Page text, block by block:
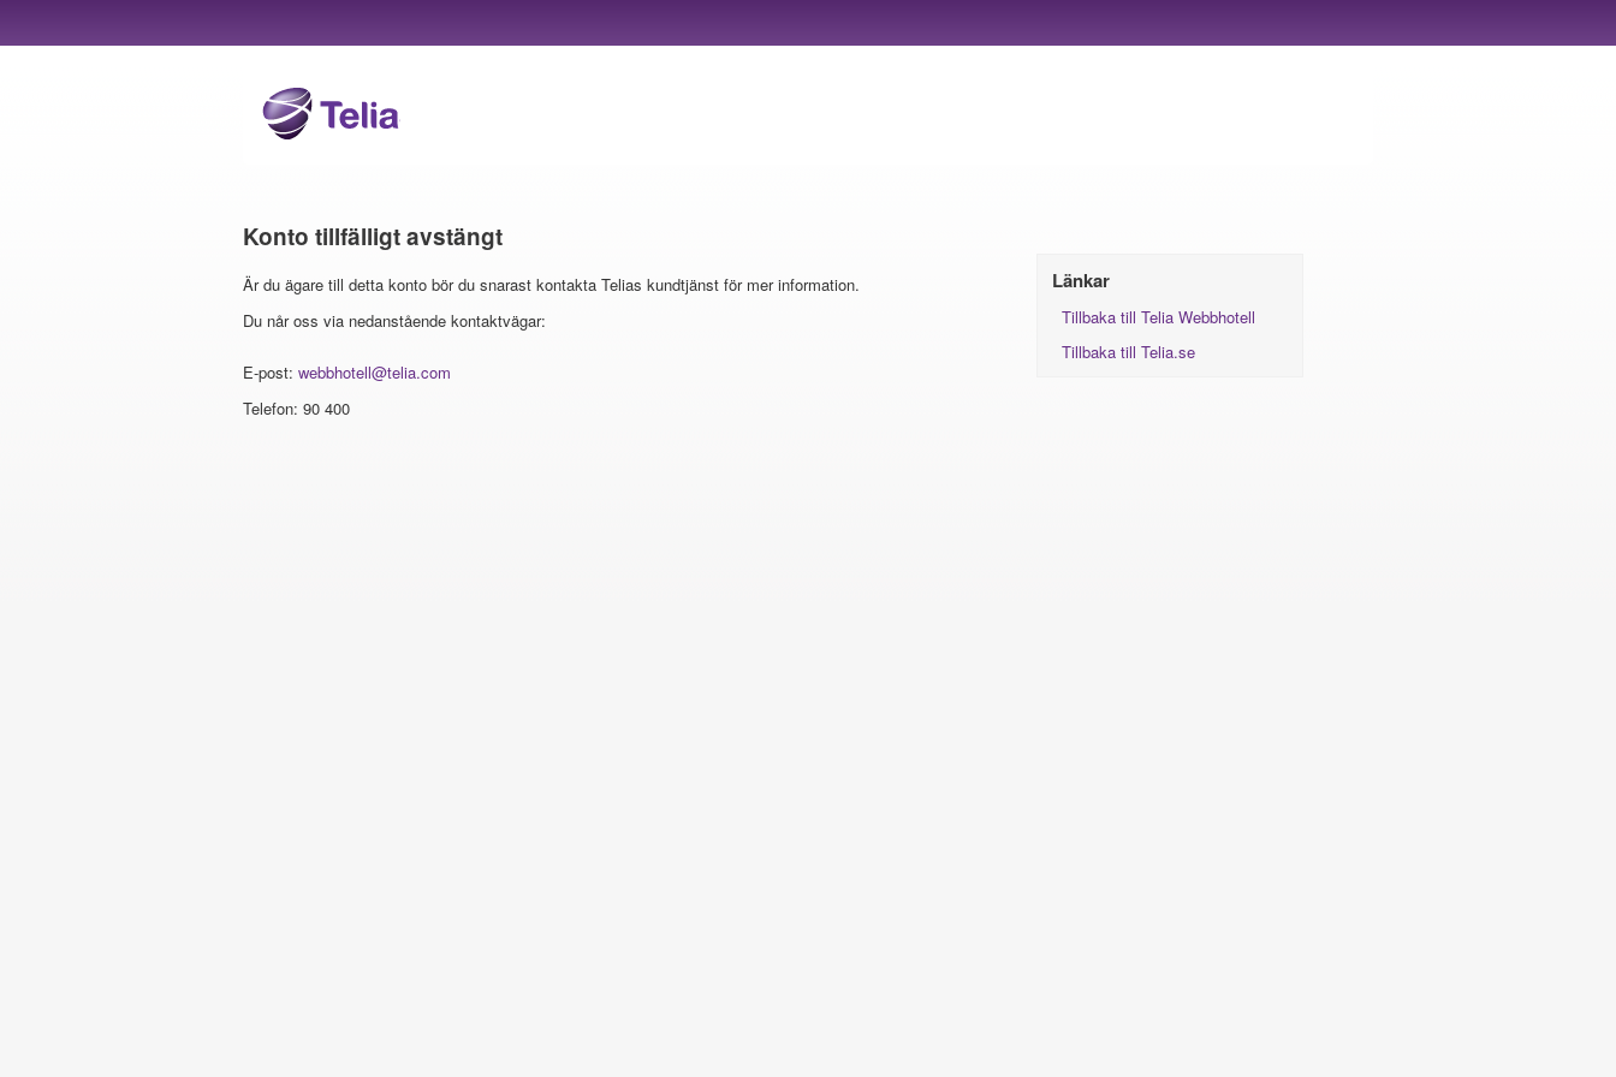
Konto tillfälligt avstängt
Är du ägare till detta konto bör du snarast kontakta Telias kundtjänst för mer information.
Du når oss via nedanstående kontaktvägar:
E-post: webbhotell@telia.com
Telefon: 90 400
Länkar
Tillbaka till Telia Webbhotell
Tillbaka till Telia.se